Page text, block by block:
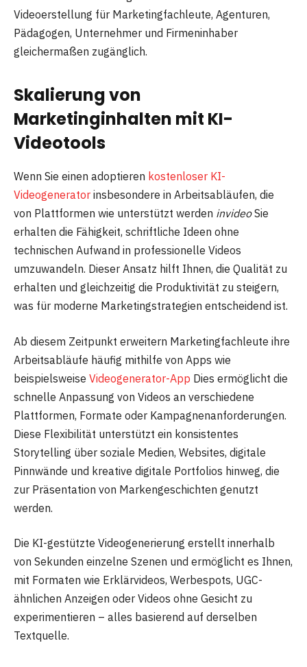
Videoerstellung für Marketingfachleute, Agenturen,
Pädagogen, Unternehmer und Firmeninhaber
gleichermaßen zugänglich.
Skalierung von
Marketinginhalten mit KI-
Videotools
Wenn Sie einen adoptieren kostenloser KI-
Videogenerator insbesondere in Arbeitsabläufen, die
von Plattformen wie unterstützt werden invideoSie
erhalten die Fähigkeit, schriftliche Ideen ohne
technischen Aufwand in professionelle Videos
umzuwandeln. Dieser Ansatz hilft Ihnen, die Qualität zu
erhalten und gleichzeitig die Produktivität zu steigern,
was für moderne Marketingstrategien entscheidend ist.
Ab diesem Zeitpunkt erweitern Marketingfachleute ihre
Arbeitsabläufe häufig mithilfe von Apps wie
beispielsweise Videogenerator-App Dies ermöglicht die
schnelle Anpassung von Videos an verschiedene
Plattformen, Formate oder Kampagnenanforderungen.
Diese Flexibilität unterstützt ein konsistentes
Storytelling über soziale Medien, Websites, digitale
Pinnwände und kreative digitale Portfolios hinweg, die
zur Präsentation von Markengeschichten genutzt
werden.
Die KI-gestützte Videogenerierung erstellt innerhalb
von Sekunden einzelne Szenen und ermöglicht es Ihnen,
mit Formaten wie Erklärvideos, Werbespots, UGC-
ähnlichen Anzeigen oder Videos ohne Gesicht zu
experimentieren – alles basierend auf derselben
Textquelle.